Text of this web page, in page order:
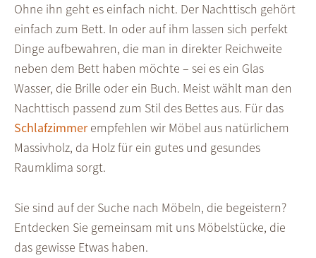
Ohne ihn geht es einfach nicht. Der Nachttisch gehört
einfach zum Bett. In oder auf ihm lassen sich perfekt
Dinge aufbewahren, die man in direkter Reichweite
neben dem Bett haben möchte – sei es ein Glas
Wasser, die Brille oder ein Buch. Meist wählt man den
Nachttisch passend zum Stil des Bettes aus. Für das
Schlafzimmerempfehlen wir Möbel aus natürlichem
Massivholz, da Holz für ein gutes und gesundes
Raumklima sorgt.
Sie sind auf der Suche nach Möbeln, die begeistern?
Entdecken Sie gemeinsam mit uns Möbelstücke, die
das gewisse Etwas haben.